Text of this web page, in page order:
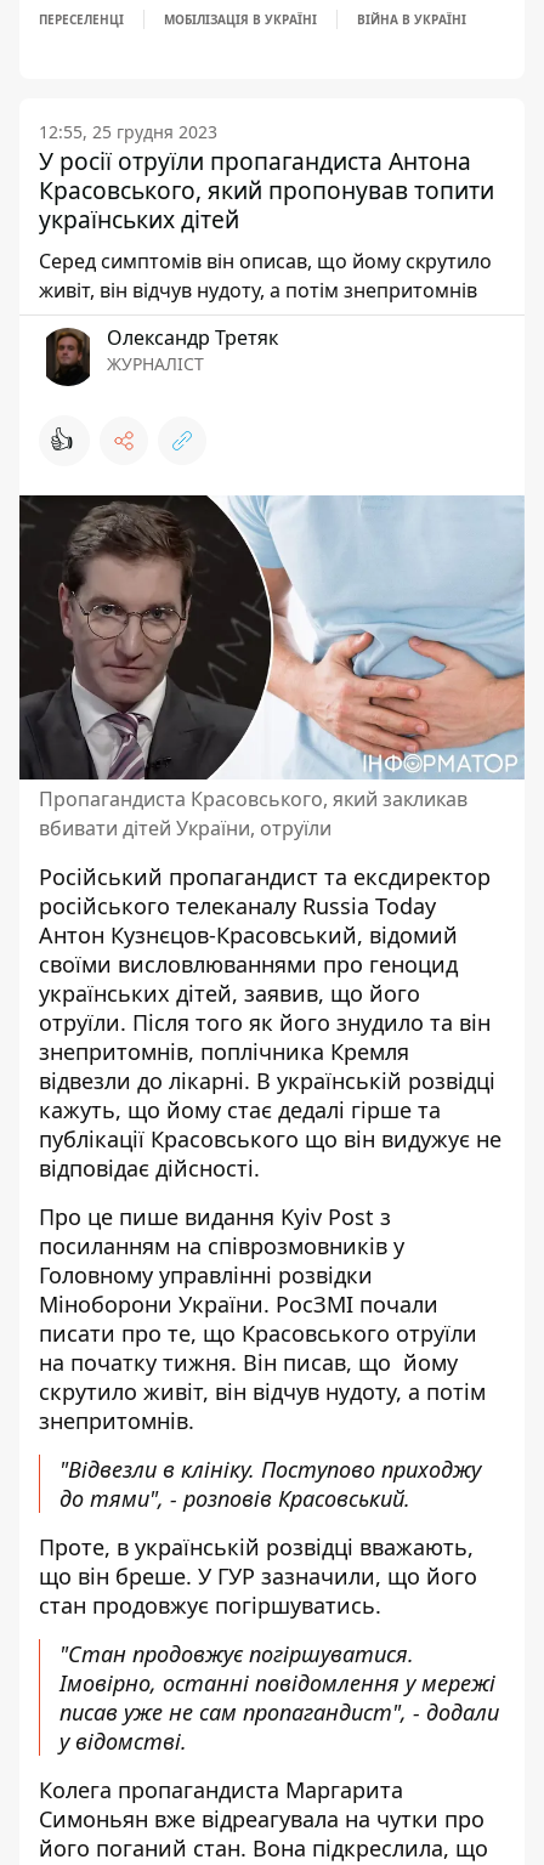
ПЕРЕСЕЛЕНЦІ МОБІЛІЗАЦІЯ В УКРАЇНІ ВІЙНА В УКРАЇНІ
12:55, 25 грудня 2023
У росії отруїли пропагандиста Антона
Красовського, який пропонував топити
українських дітей
Серед симптомів він описав, що йому скрутило
живіт, він відчув нудоту, а потім знепритомнів
Олександр Третяк
ЖУРНАЛІСТ
👍
Пропагандиста Красовського, який закликав
вбивати дітей України, отруїли
Російський пропагандист та ексдиректор
російського телеканалу Russia Today
Антон Кузнєцов-Красовський, відомий
своїми висловлюваннями про геноцид
українських дітей, заявив, що його
отруїли. Після того як його знудило та він
знепритомнів, поплічника Кремля
відвезли до лікарні. В українській розвідці
кажуть, що йому стає дедалі гірше та
публікації Красовського що він видужує не
відповідає дійсності.
Про це пише видання Kyiv Post з
посиланням на співрозмовників у
Головному управлінні розвідки
Міноборони України. РосЗМІ почали
писати про те, що Красовського отруїли
на початку тижня. Він писав, що йому
скрутило живіт, він відчув нудоту, а потім
знепритомнів.
"Відвезли в клініку. Поступово приходжу
до тями", - розповів Красовський.
Проте, в українській розвідці вважають,
що він бреше. У ГУР зазначили, що його
стан продовжує погіршуватись.
"Стан продовжує погіршуватися.
Імовірно, останні повідомлення у мережі
писав уже не сам пропагандист", - додали
у відомстві.
Колега пропагандиста Маргарита
Симоньян вже відреагувала на чутки про
його поганий стан. Вона підкреслила, що